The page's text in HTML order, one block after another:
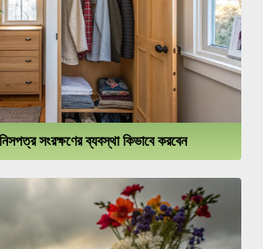
সংরক্ষণের ব্যবস্থা কিভাবে করবেন